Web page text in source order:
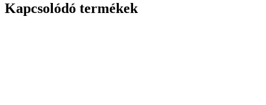
Kapcsolódó termékek